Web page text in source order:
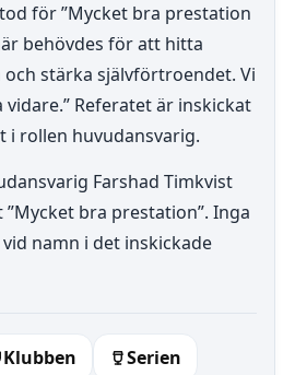
för ”Mycket bra prestation
behövdes för att hitta
stärka självförtroendet. Vi
Referatet är inskickat
i rollen huvudansvarig.
Farshad Timkvist
bra prestation”. Inga
namn i det inskickade
Klubben Serien